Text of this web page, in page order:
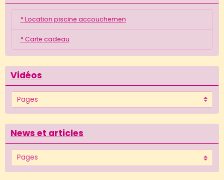
* Location piscine accouchemen
* Carte cadeau
Vidéos
News et articles